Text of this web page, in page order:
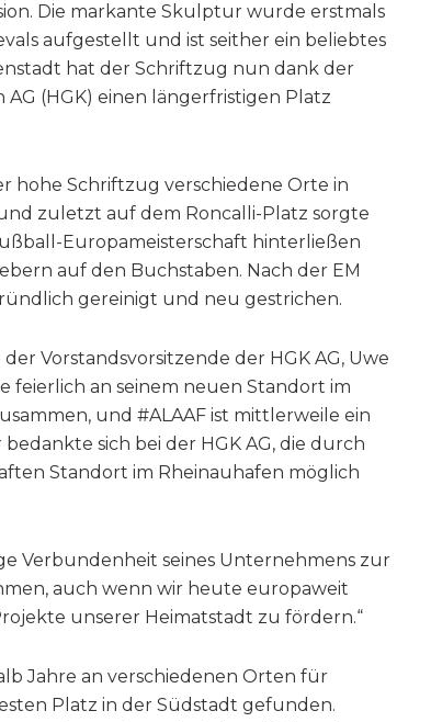
Die markante Skulptur wurde erstmals
aufgestellt und ist seither ein beliebtes
hat der Schriftzug nun dank der
(HGK) einen längerfristigen Platz
hohe Schriftzug verschiedene Orte in
zuletzt auf dem Roncalli-Platz sorgte
Europameisterschaft hinterließen
auf den Buchstaben. Nach der EM
gereinigt und neu gestrichen.
Vorstandsvorsitzende der HGK AG, Uwe
feierlich an seinem neuen Standort im
und #ALAAF ist mittlerweile ein
sich bei der HGK AG, die durch
Standort im Rheinauhafen möglich
Verbundenheit seines Unternehmens zur
auch wenn wir heute europaweit
unserer Heimatstadt zu fördern.“
Jahre an verschiedenen Orten für
Platz in der Südstadt gefunden.